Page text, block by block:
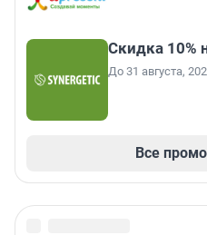
Скидка 10%
До 31 августа,
Все